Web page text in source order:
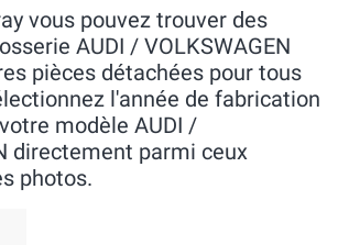
vous pouvez trouver des
AUDI / VOLKSWAGEN
pièces détachées pour tous
l'année de fabrication
modèle AUDI /
directement parmi ceux
photos.